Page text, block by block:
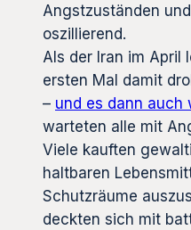
Angstzuständen
oszillierend.
Als der Iran im April
ersten Mal damit
– und es dann auch
warteten alle mit
Viele kauften
haltbaren
Schutzräume
deckten sich mit